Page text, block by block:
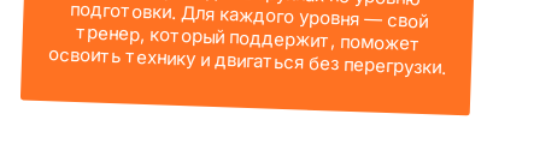
У нас вы не только занимаетесь,
но и общаетесь с единомышленниками,
поддерживаете другу друга и растете